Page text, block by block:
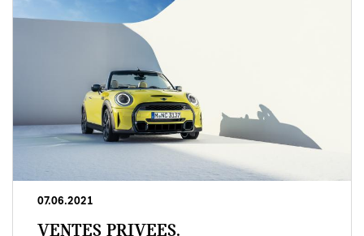
07.06.2021
VENTES PRIVEES.